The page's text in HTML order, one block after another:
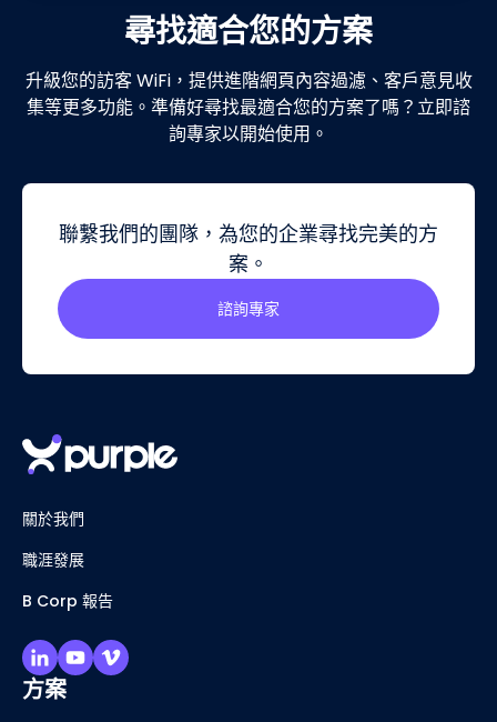
尋找適合您的方案
升級您的訪客 WiFi，提供進階網頁內容過濾、客戶意見收
集等更多功能。準備好尋找最適合您的方案了嗎？立即諮
詢專家以開始使用。
聯繫我們的團隊，為您的企業尋找完美的方
案。
諮詢專家
關於我們
職涯發展
B Corp 報告
方案